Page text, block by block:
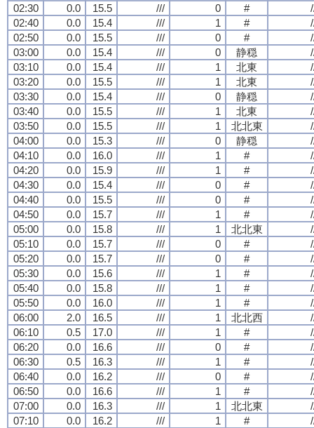
02:30
0.0 15.5 /// 0 #
02:40
0.0 15.4 /// 1 #
02:50
0.0 15.5 /// 0 #
03:00
0.0 15.4 /// 0 静穏
03:10
0.0 15.4 /// 1 北東
03:20
0.0 15.5 /// 1 北東
03:30
0.0 15.4 /// 0 静穏
03:40
0.0 15.5 /// 1 北東
03:50
0.0 15.5 /// 1 北北東
04:00
0.0 15.3 /// 0 静穏
04:10
0.0 16.0 /// 1 #
04:20
0.0 15.9 /// 1 #
04:30
0.0 15.4 /// 0 #
04:40
0.0 15.5 /// 0 #
04:50
0.0 15.7 /// 1 #
05:00
0.0 15.8 /// 1 北北東
05:10
0.0 15.7 /// 0 #
05:20
0.0 15.7 /// 0 #
05:30
0.0 15.6 /// 1 #
05:40
0.0 15.8 /// 1 #
05:50
0.0 16.0 /// 1 #
06:00
2.0 16.5 /// 1 北北西
06:10
0.5 17.0 /// 1 #
06:20
0.0 16.6 /// 0 #
06:30
0.5 16.3 /// 1 #
06:40
0.0 16.2 /// 0 #
06:50
0.0 16.6 /// 1 #
07:00
0.0 16.3 /// 1 北北東
07:10
0.0 16.2 /// 1 #